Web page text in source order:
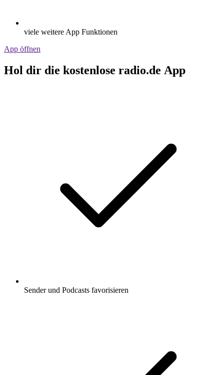
viele weitere App Funktionen
App öffnen
Hol dir die kostenlose radio.de App
Sender und Podcasts favorisieren